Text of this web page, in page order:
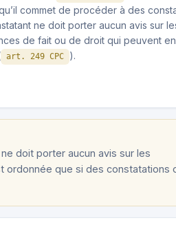
commet de procéder à des
ne doit porter aucun avis sur
de fait ou de droit qui peuvent en
art. 249 CPC ).
doit porter aucun avis sur les
ordonnée que si des constatations